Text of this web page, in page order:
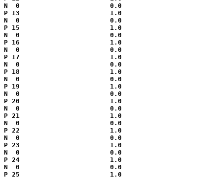
N  0                       0.0
P 13                       1.0
N  0                       0.0
P 15                       1.0
N  0                       0.0
P 16                       1.0
N  0                       0.0
P 17                       1.0
N  0                       0.0
P 18                       1.0
N  0                       0.0
P 19                       1.0
N  0                       0.0
P 20                       1.0
N  0                       0.0
P 21                       1.0
N  0                       0.0
P 22                       1.0
N  0                       0.0
P 23                       1.0
N  0                       0.0
P 24                       1.0
N  0                       0.0
P 25                       1.0